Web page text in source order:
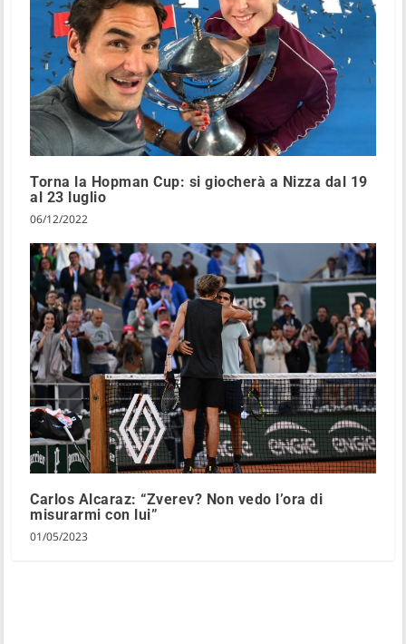
Torna la Hopman Cup: si giocherà a Nizza dal 19
al 23 luglio
06/12/2022
Carlos Alcaraz: “Zverev? Non vedo l’ora di
misurarmi con lui”
01/05/2023